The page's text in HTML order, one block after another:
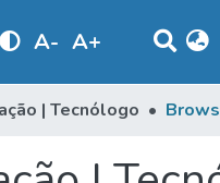
A- A+
| Tecnólogo